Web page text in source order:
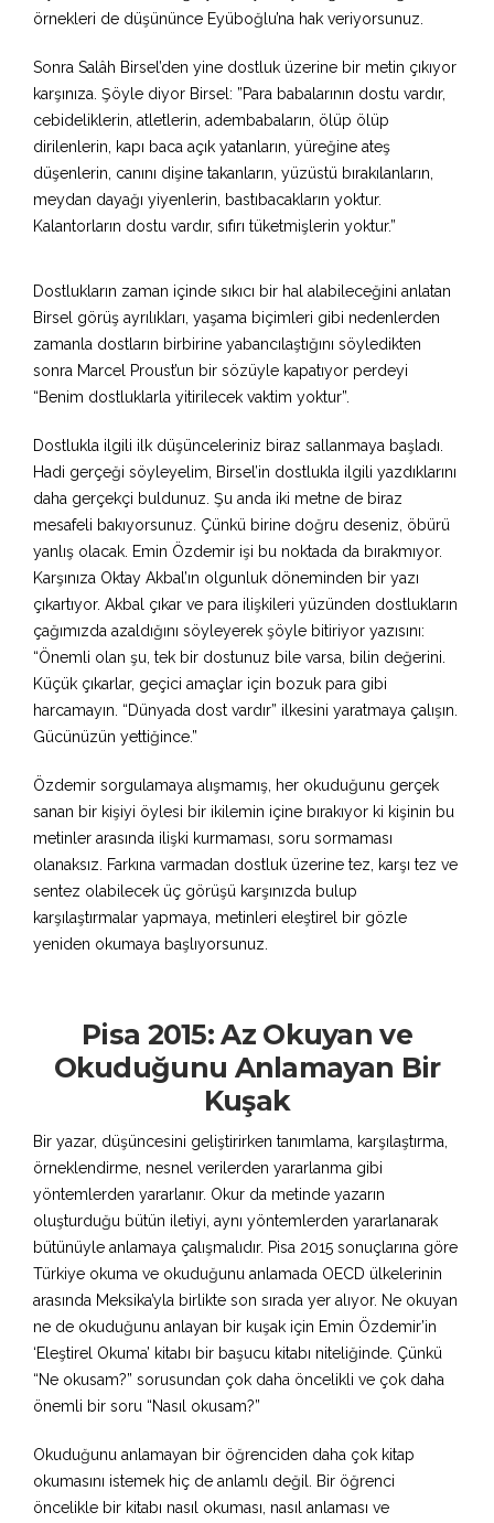
örnekleri de düşününce Eyüboğlu’na hak veriyorsunuz.
Sonra Salâh Birsel’den yine dostluk üzerine bir metin çıkıyor
karşınıza. Şöyle diyor Birsel: ”Para babalarının dostu vardır,
cebideliklerin, atletlerin, adembabaların, ölüp ölüp
dirilenlerin, kapı baca açık yatanların, yüreğine ateş
düşenlerin, canını dişine takanların, yüzüstü bırakılanların,
meydan dayağı yiyenlerin, bastıbacakların yoktur.
Kalantorların dostu vardır, sıfırı tüketmişlerin yoktur.”
Dostlukların zaman içinde sıkıcı bir hal alabileceğini anlatan
Birsel görüş ayrılıkları, yaşama biçimleri gibi nedenlerden
zamanla dostların birbirine yabancılaştığını söyledikten
sonra Marcel Proust’un bir sözüyle kapatıyor perdeyi
“Benim dostluklarla yitirilecek vaktim yoktur”.
Dostlukla ilgili ilk düşünceleriniz biraz sallanmaya başladı.
Hadi gerçeği söyleyelim, Birsel’in dostlukla ilgili yazdıklarını
daha gerçekçi buldunuz. Şu anda iki metne de biraz
mesafeli bakıyorsunuz. Çünkü birine doğru deseniz, öbürü
yanlış olacak. Emin Özdemir işi bu noktada da bırakmıyor.
Karşınıza Oktay Akbal’ın olgunluk döneminden bir yazı
çıkartıyor. Akbal çıkar ve para ilişkileri yüzünden dostlukların
çağımızda azaldığını söyleyerek şöyle bitiriyor yazısını:
“Önemli olan şu, tek bir dostunuz bile varsa, bilin değerini.
Küçük çıkarlar, geçici amaçlar için bozuk para gibi
harcamayın. “Dünyada dost vardır” ilkesini yaratmaya çalışın.
Gücünüzün yettiğince.”
Özdemir sorgulamaya alışmamış, her okuduğunu gerçek
sanan bir kişiyi öylesi bir ikilemin içine bırakıyor ki kişinin bu
metinler arasında ilişki kurmaması, soru sormaması
olanaksız. Farkına varmadan dostluk üzerine tez, karşı tez ve
sentez olabilecek üç görüşü karşınızda bulup
karşılaştırmalar yapmaya, metinleri eleştirel bir gözle
yeniden okumaya başlıyorsunuz.
Pisa 2015: Az Okuyan ve
Okuduğunu Anlamayan Bir
Kuşak
Bir yazar, düşüncesini geliştirirken tanımlama, karşılaştırma,
örneklendirme, nesnel verilerden yararlanma gibi
yöntemlerden yararlanır. Okur da metinde yazarın
oluşturduğu bütün iletiyi, aynı yöntemlerden yararlanarak
bütünüyle anlamaya çalışmalıdır. Pisa 2015 sonuçlarına göre
Türkiye okuma ve okuduğunu anlamada OECD ülkelerinin
arasında Meksika’yla birlikte son sırada yer alıyor. Ne okuyan
ne de okuduğunu anlayan bir kuşak için Emin Özdemir’in
‘Eleştirel Okuma’ kitabı bir başucu kitabı niteliğinde. Çünkü
“Ne okusam?” sorusundan çok daha öncelikli ve çok daha
önemli bir soru “Nasıl okusam?”
Okuduğunu anlamayan bir öğrenciden daha çok kitap
okumasını istemek hiç de anlamlı değil. Bir öğrenci
öncelikle bir kitabı nasıl okuması, nasıl anlaması ve